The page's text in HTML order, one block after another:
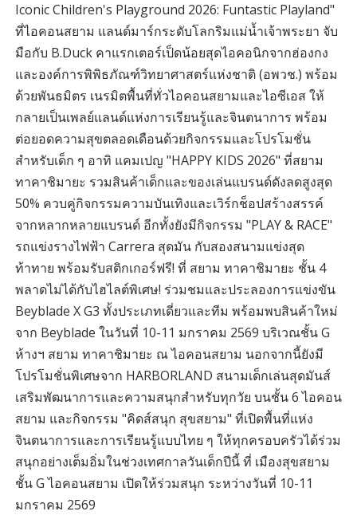
Iconic Children's Playground 2026: Funtastic Playland"
ที่ไอคอนสยาม แลนด์มาร์กระดับโลกริมแม่น้ำเจ้าพระยา จับ
มือกับ B.Duck คาแรกเตอร์เป็ดน้อยสุดไอคอนิกจากฮ่องกง
และองค์การพิพิธภัณฑ์วิทยาศาสตร์แห่งชาติ (อพวช.) พร้อม
ด้วยพันธมิตร เนรมิตพื้นที่ทั่วไอคอนสยามและไอซีเอส ให้
กลายเป็นเพลย์แลนด์แห่งการเรียนรู้และจินตนาการ พร้อม
ต่อยอดความสุขตลอดเดือนด้วยกิจกรรมและโปรโมชั่น
สำหรับเด็ก ๆ อาทิ แคมเปญ "HAPPY KIDS 2026" ที่สยาม
ทาคาชิมายะ รวมสินค้าเด็กและของเล่นแบรนด์ดังลดสูงสุด
50% ควบคู่กิจกรรมความบันเทิงและเวิร์กช็อปสร้างสรรค์
จากหลากหลายแบรนด์ อีกทั้งยังมีกิจกรรม "PLAY & RACE"
รถแข่งรางไฟฟ้า Carrera สุดมัน กับสองสนามแข่งสุด
ท้าทาย พร้อมรับสติกเกอร์ฟรี! ที่ สยาม ทาคาชิมายะ ชั้น 4
พลาดไม่ได้กับไฮไลต์พิเศษ! ร่วมชมและประลองการแข่งขัน
Beyblade X G3 ทั้งประเภทเดี่ยวและทีม พร้อมพบสินค้าใหม่
จาก Beyblade ในวันที่ 10-11 มกราคม 2569 บริเวณชั้น G
ห้างฯ สยาม ทาคาชิมายะ ณ ไอคอนสยาม นอกจากนี้ยังมี
โปรโมชั่นพิเศษจาก HARBORLAND สนามเด็กเล่นสุดมันส์
เสริมพัฒนาการและความสนุกสำหรับทุกวัย บนชั้น 6 ไอคอน
สยาม และกิจกรรม "คิดส์สนุก สุขสยาม" ที่เปิดพื้นที่แห่ง
จินตนาการและการเรียนรู้แบบไทย ๆ ให้ทุกครอบครัวได้ร่วม
สนุกอย่างเต็มอิ่มในช่วงเทศกาลวันเด็กปีนี้ ที่ เมืองสุขสยาม
ชั้น G ไอคอนสยาม เปิดให้ร่วมสนุก ระหว่างวันที่ 10-11
มกราคม 2569